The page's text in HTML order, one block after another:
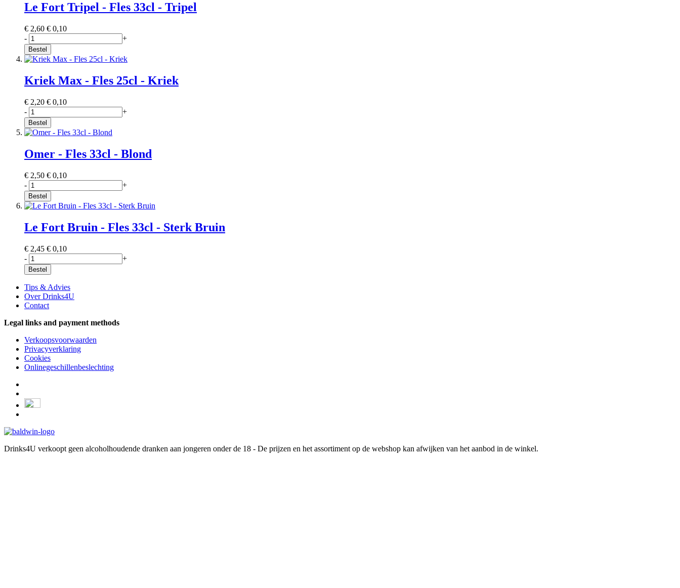
Le Fort Tripel - Fles 33cl - Tripel
€ 2,60 € 0,10
-
+
Bestel
Kriek Max - Fles 25cl - Kriek
€ 2,20 € 0,10
-
+
Bestel
Omer - Fles 33cl - Blond
€ 2,50 € 0,10
-
+
Bestel
Le Fort Bruin - Fles 33cl - Sterk Bruin
€ 2,45 € 0,10
-
+
Bestel
Tips & Advies
Over Drinks4U
Contact
Legal links and payment methods
Verkoopsvoorwaarden
Privacyverklaring
Cookies
Onlinegeschillenbeslechting
Drinks4U verkoopt geen alcoholhoudende dranken aan jongeren onder de 18 - De prijzen en het assortiment op de webshop kan afwijken van het aanbod in de winkel.